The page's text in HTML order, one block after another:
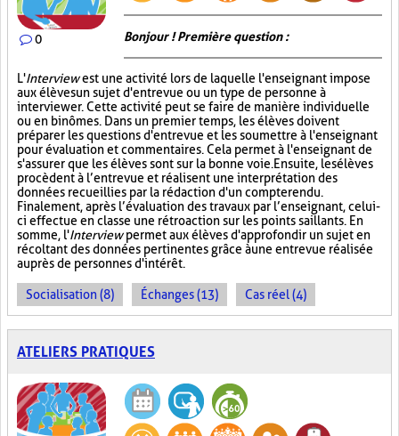
0 Bonjour ! Première question :
L'Interviewest une activité lors de laquelle l'enseignant impose
aux élèves un sujet d'entrevue ou un type de personne à
interviewer. Cette activité peut se faire de manière individuelle
ou en binômes. Dans un premier temps, les élèves doivent
préparer les questions d'entrevue et les soumettre à l'enseignant
pour évaluation et commentaires. Cela permet à l'enseignant de
s'assurer que les élèves sont sur la bonne voie. Ensuite, les élèves
procèdent à l’entrevue et réalisent une interprétation des
données recueillies par la rédaction d'un compte rendu.
Finalement, après l’évaluation des travaux par l’enseignant, celui-
ci effectue en classe une rétroaction sur les points saillants. En
somme, l'Interviewpermet aux élèves d'approfondir un sujet en
récoltant des données pertinentes grâce à une entrevue réalisée
auprès de personnes d'intérêt.
Socialisation (8) Échanges (13) Cas réel (4)
ATELIERS PRATIQUES